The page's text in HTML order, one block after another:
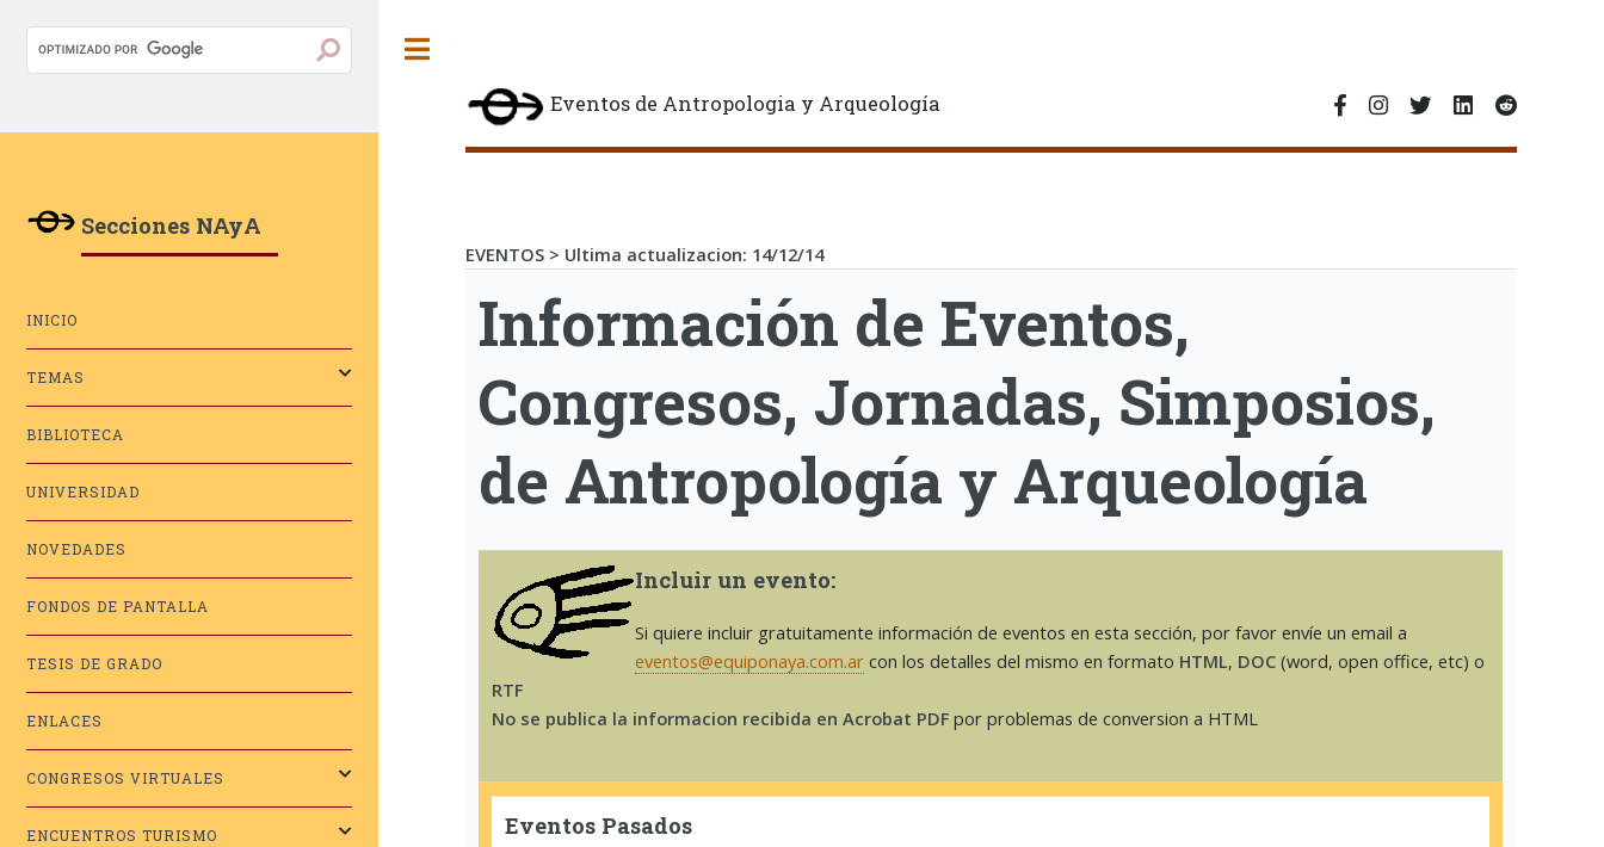
Eventos de Antropologia y Arqueología
EVENTOS > Ultima actualizacion: 14/12/14
Información de Eventos,
Congresos, Jornadas, Simposios,
de Antropología y Arqueología
Incluir un evento:
Si quiere incluir gratuitamente información de eventos en esta sección, por favor envíe un email a
eventos@equiponaya.com.ar con los detalles del mismo en formato HTML, DOC (word, open office, etc) o
RTF
No se publica la informacion recibida en Acrobat PDF por problemas de conversion a HTML
Eventos Pasados
Secciones NAyA
INICIO
TEMAS
BIBLIOTECA
UNIVERSIDAD
NOVEDADES
FONDOS DE PANTALLA
TESIS DE GRADO
ENLACES
CONGRESOS VIRTUALES
ENCUENTROS TURISMO
Toggle